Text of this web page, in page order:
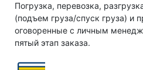
Погрузка, перевозка,
(подъем груза/спуск груза) и
оговоренные с личным
пятый этап заказа.